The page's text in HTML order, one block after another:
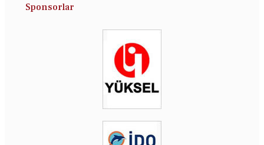
Sponsorlar